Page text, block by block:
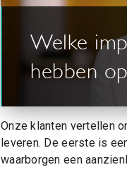
Welke
hebben
Onze klanten vertellen
leveren. De eerste is
waarborgen een